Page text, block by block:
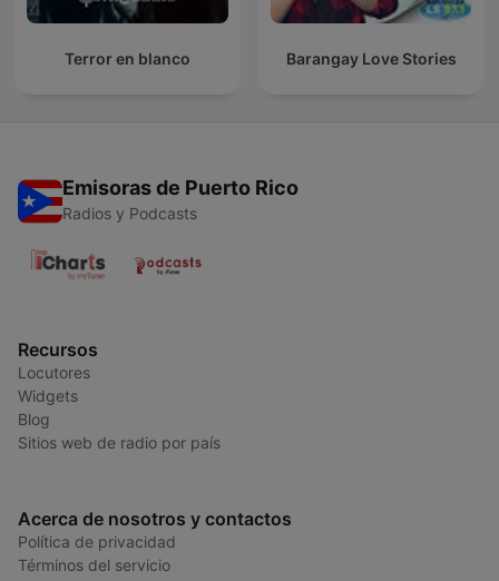
Terror en blanco Barangay Love Stories
Emisoras de Puerto Rico
Radios y Podcasts
Recursos
Locutores
Widgets
Blog
Sitios web de radio por país
Acerca de nosotros y contactos
Política de privacidad
Términos del servicio